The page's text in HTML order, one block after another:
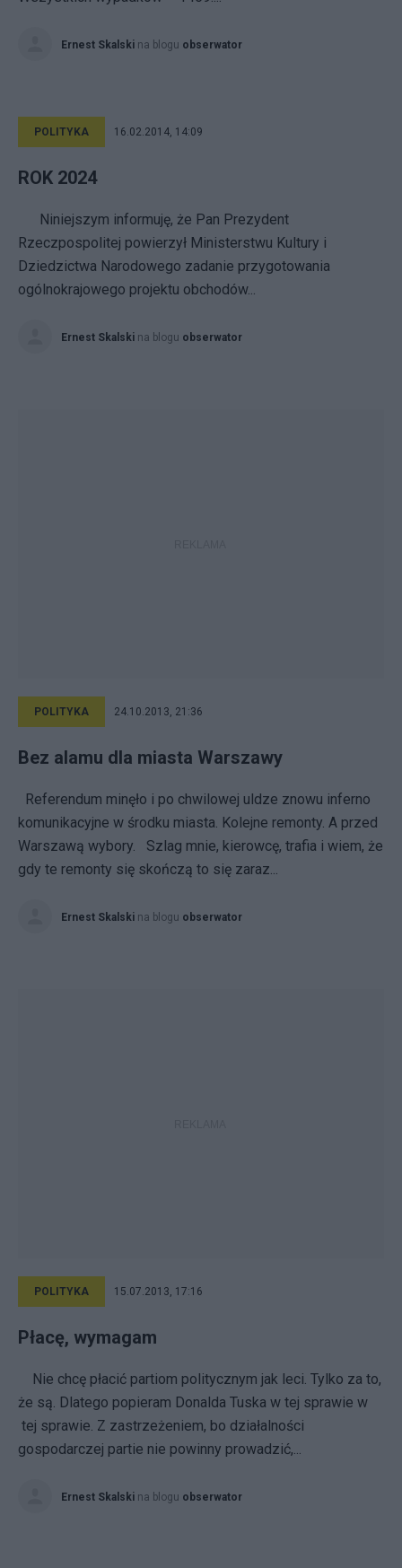
Ernest Skalski na blogu obserwator
POLITYKA 16.02.2014, 14:09
ROK 2024
Niniejszym informuję, że Pan Prezydent
Rzeczpospolitej powierzył Ministerstwu Kultury i
Dziedzictwa Narodowego zadanie przygotowania
ogólnokrajowego projektu obchodów...
Ernest Skalski na blogu obserwator
POLITYKA 24.10.2013, 21:36
Bez alamu dla miasta Warszawy
Referendum minęło i po chwilowej uldze znowu inferno
komunikacyjne w środku miasta. Kolejne remonty. A przed
Warszawą wybory. Szlag mnie, kierowcę, trafia i wiem, że
gdy te remonty się skończą to się zaraz...
Ernest Skalski na blogu obserwator
POLITYKA 15.07.2013, 17:16
Płacę, wymagam
Nie chcę płacić partiom politycznym jak leci. Tylko za to,
że są. Dlatego popieram Donalda Tuska w tej sprawie w
tej sprawie. Z zastrzeżeniem, bo działalności
gospodarczej partie nie powinny prowadzić,...
Ernest Skalski na blogu obserwator